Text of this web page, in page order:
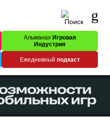
Альманах Игровая
Индустрия
Ежедневный подкаст